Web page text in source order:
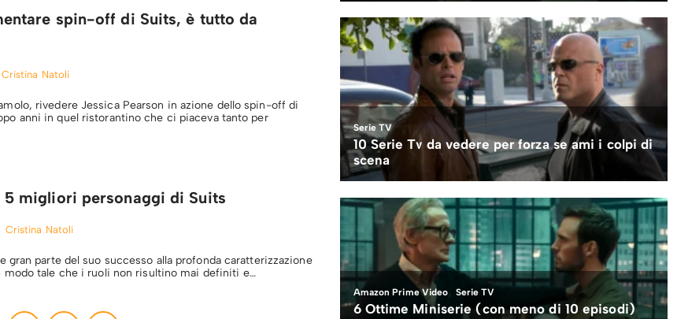
spin-off di Suits, è tutto da
Cristina Natoli
rivedere Jessica Pearson in azione dello spin-off di
anni in quel ristorantino che ci piaceva tanto per
migliori personaggi di Suits
Cristina Natoli
gran parte del suo successo alla profonda caratterizzazione
tale che i ruoli non risultino mai definiti e…